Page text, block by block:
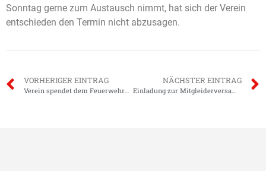
Sonntag gerne zum Austausch nimmt, hat sich der Verein
entschieden den Termin nicht abzusagen.
VORHERIGER EINTRAG NÄCHSTER EINTRAG
Einladung zur Mitgleiderversammlung am 31.03.2023